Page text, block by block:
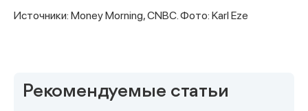
Источники: Money Morning, CNBC. Фото: Karl Eze
Рекомендуемые статьи
Наши консультанты свяжутся с
вами в ближайшее время